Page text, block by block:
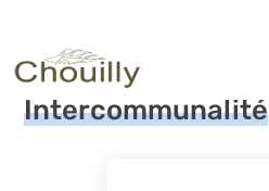
Accueil La commune
Intercommunalité